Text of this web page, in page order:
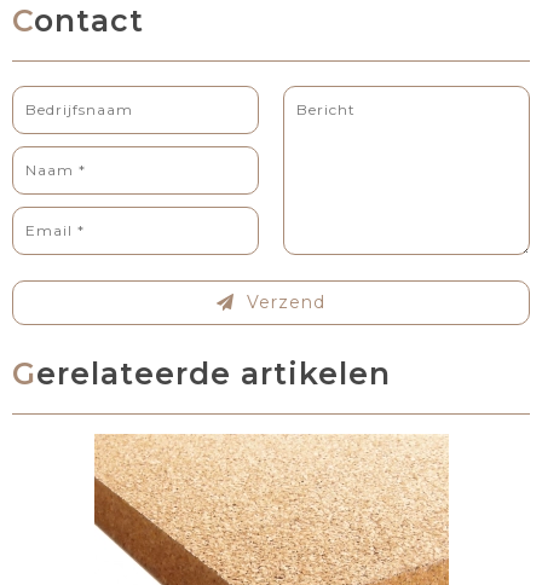
Contact
Verzend
Gerelateerde artikelen